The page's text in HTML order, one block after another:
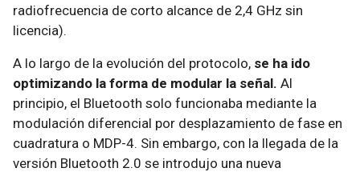
radiofrecuencia de corto alcance de 2,4 GHz sin
licencia).
A lo largo de la evolución del protocolo, se ha ido
optimizando la forma de modular la señal. Al
principio, el Bluetooth solo funcionaba mediante la
modulación diferencial por desplazamiento de fase en
cuadratura o MDP-4. Sin embargo, con la llegada de la
versión Bluetooth 2.0 se introdujo una nueva